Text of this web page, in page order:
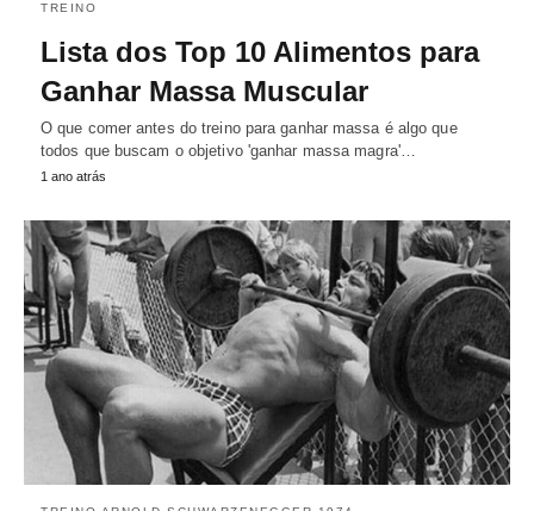
TREINO
Lista dos Top 10 Alimentos para
Ganhar Massa Muscular
O que comer antes do treino para ganhar massa é algo que
todos que buscam o objetivo 'ganhar massa magra'…
1 ano atrás